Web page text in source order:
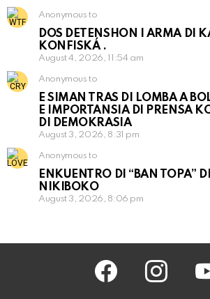
Anonymous to
DOS DETENSHON I ARMA DI
KONFISKÁ .
August 4, 2026, 11:54 am
Anonymous to
E SIMAN TRAS DI LOMBA A
E IMPORTANSIA DI PRENSA
DI DEMOKRASIA
August 3, 2026, 8:31 pm
Anonymous to
ENKUENTRO DI “BAN TOPA”
NIKIBOKO
August 3, 2026, 8:06 pm
facebook instagram